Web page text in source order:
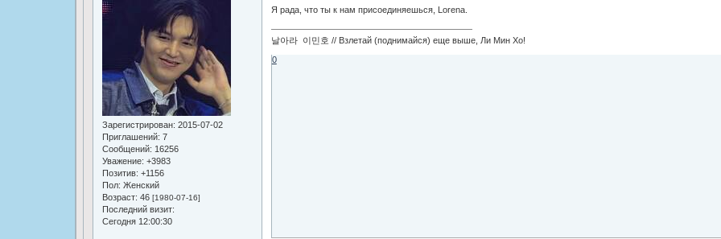
Зарегистрирован: 2015-07-02
Приглашений: 7
Сообщений: 16256
Уважение: +3983
Позитив: +1156
Пол: Женский
Возраст: 46 [1980-07-16]
Последний визит:
Сегодня 12:00:30
Я рада, что ты к нам присоединяешься, Lorena.
날아라 이민호 // Взлетай (поднимайся) еще выше, Ли Мин Хо!
0